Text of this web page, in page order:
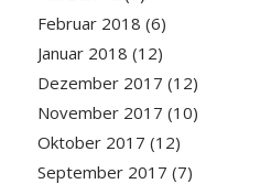
Februar 2018 (6)
Januar 2018 (12)
Dezember 2017 (12)
November 2017 (10)
Oktober 2017 (12)
September 2017 (7)